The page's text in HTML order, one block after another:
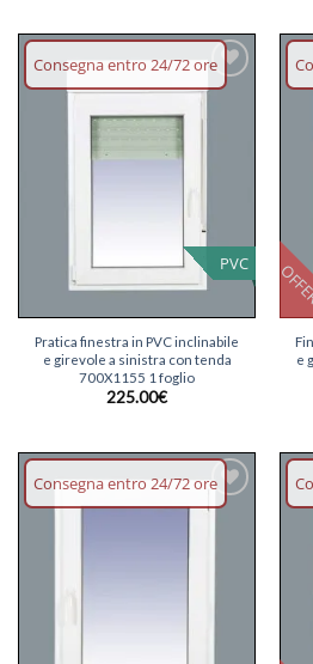
204.99€.199.99€.
Consegna entro 24/72 ore
PVC
Aggiungi
Pratica finestra in PVC inclinabile
e girevole a sinistra con tenda
700X1155 1 foglio
225.00€
e
Consegna entro 24/72 ore
Aggiungi